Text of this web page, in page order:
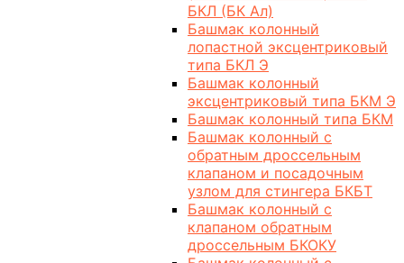
БКЛ (БК Ал)
Башмак колонный
лопастной эксцентриковый
типа БКЛ Э
Башмак колонный
эксцентриковый типа БКМ Э
Башмак колонный типа БКМ
Башмак колонный с
обратным дроссельным
клапаном и посадочным
узлом для стингера БКБТ
Башмак колонный с
клапаном обратным
дроссельным БКОКУ